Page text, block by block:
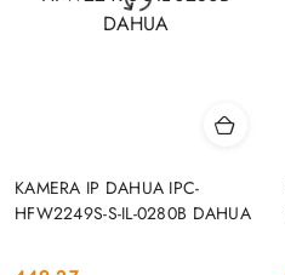
KAMERA IP DAHUA IPC-
HFW2249S-S-IL-0280B DAHUA